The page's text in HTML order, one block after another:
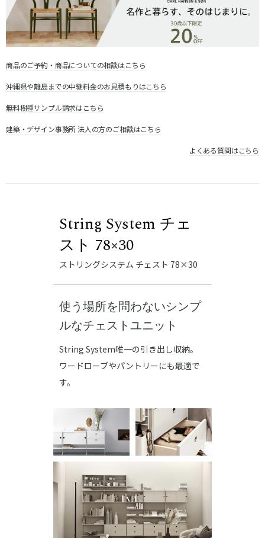
商品のご予約・商品についての相談はこちら
沖縄県や離島までの中継料金のお見積もりはこちら
無料樹種サンプル請求はこちら
建築・デザイン事務所 法人の方のご相談はこちら
よくある質問はこちら
String System チェ
スト 78×30
ストリングシステム チェスト 78×30
使う場所を問わないシンプ
ルなチェストユニット
String System唯一の引き出し収納。
ワードローブやパントリーにも最適で
す。